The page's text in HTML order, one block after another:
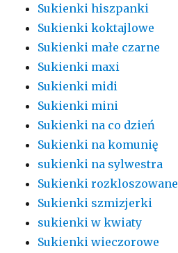
Sukienki hiszpanki
Sukienki koktajlowe
Sukienki małe czarne
Sukienki maxi
Sukienki midi
Sukienki mini
Sukienki na co dzień
Sukienki na komunię
sukienki na sylwestra
Sukienki rozkloszowane
Sukienki szmizjerki
sukienki w kwiaty
Sukienki wieczorowe